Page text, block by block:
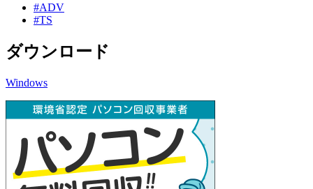
#ADV
#TS
ダウンロード
Windows